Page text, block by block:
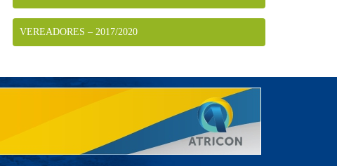
VEREADORES – 2017/2020